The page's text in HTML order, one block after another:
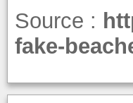
Source :
fake-